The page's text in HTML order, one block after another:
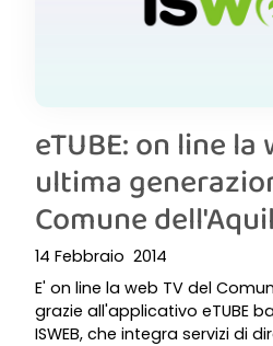
eTUBE: on line la
ultima
Comune
14 Febbraio 2014
E' on line la web TV del
grazie all'applicativo eTUBE
ISWEB, che integra servizi di